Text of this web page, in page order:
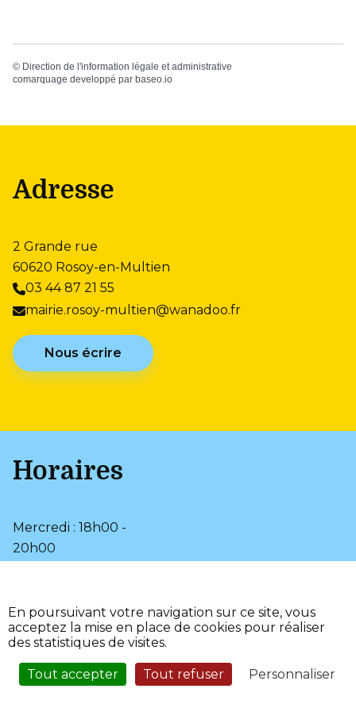
© Direction de l'information légale et administrative
comarquage developpé par baseo.io
Adresse
2 Grande rue
60620 Rosoy-en-Multien
03 44 87 21 55
mairie.rosoy-multien@wanadoo.fr
Nous écrire
Horaires
Mercredi : 18h00 -
20h00
•
Mentions légales •
Page d’aide • Accessibilité •
l'Adico
Service Sécurisé
En poursuivant votre navigation sur ce site, vous
acceptez la mise en place de cookies pour réaliser
des statistiques de visites.
Tout accepter Tout refuser Personnaliser